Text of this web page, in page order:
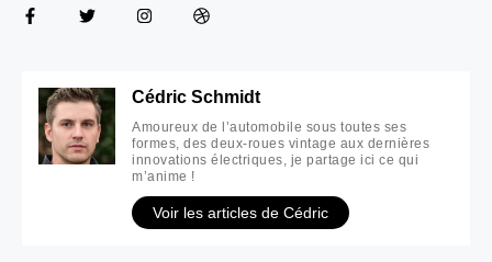
Cédric Schmidt
Amoureux de l’automobile sous toutes ses
formes, des deux-roues vintage aux dernières
innovations électriques, je partage ici ce qui
m’anime !
Voir les articles de Cédric